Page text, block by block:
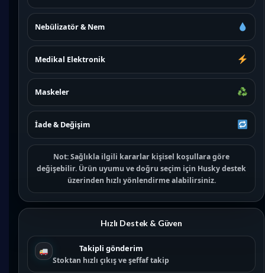
Nebülizatör & Nem
Medikal Elektronik
Maskeler
İade & Değişim
Not:Sağlıkla ilgili kararlar kişisel koşullara göre
değişebilir. Ürün uyumu ve doğru seçim için Husky destek
üzerinden hızlı yönlendirme alabilirsiniz.
Hızlı Destek & Güven
Takipli gönderim
Stoktan hızlı çıkış ve şeffaf takip